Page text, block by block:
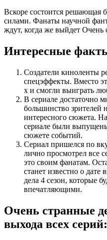
Вскоре состоится решающая
силами. Фанаты научной
ждут, когда же выйдет Очень
Интересные
Создатели киноленты
спецэффекты. Вместо
х и смогли выиграть
В сериале достаточно
большинство зрителей
интересного сюжета.
сериале были
сюжете событий.
Сериал пришелся по
лично просмотрел все
это своим фанатам.
станет известно о
дела 4 сезон, которые
впечатляющими.
Очень странные
выхода всех серий: